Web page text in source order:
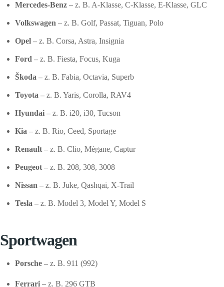
Mercedes-Benz – z. B. A-Klasse, C-Klasse, E-Klasse, GLC
Volkswagen – z. B. Golf, Passat, Tiguan, Polo
Opel – z. B. Corsa, Astra, Insignia
Ford – z. B. Fiesta, Focus, Kuga
Škoda – z. B. Fabia, Octavia, Superb
Toyota – z. B. Yaris, Corolla, RAV4
Hyundai – z. B. i20, i30, Tucson
Kia – z. B. Rio, Ceed, Sportage
Renault – z. B. Clio, Mégane, Captur
Peugeot – z. B. 208, 308, 3008
Nissan – z. B. Juke, Qashqai, X-Trail
Tesla – z. B. Model 3, Model Y, Model S
Sportwagen
Porsche – z. B. 911 (992)
Ferrari – z. B. 296 GTB